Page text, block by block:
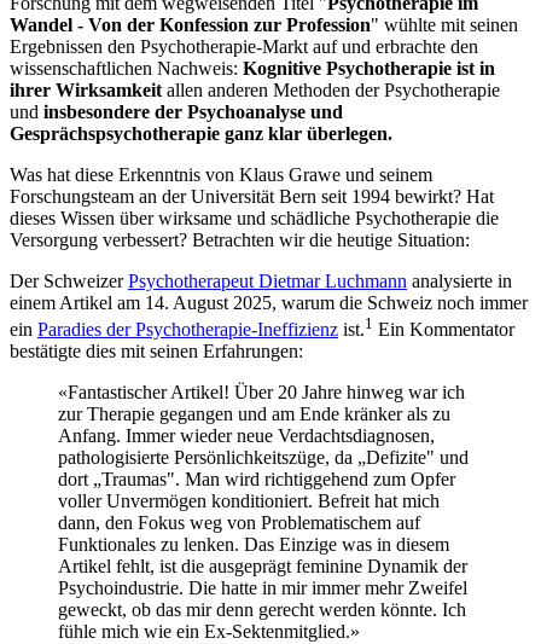
Wandel - Von der Konfession zur Profession" wühlte mit seinen
Ergebnissen den Psychotherapie-Markt auf und erbrachte den
wissenschaftlichen Nachweis: Kognitive Psychotherapie ist in
ihrer Wirksamkeit allen anderen Methoden der Psychotherapie
und insbesondere der Psychoanalyse und
Gesprächspsychotherapie ganz klar überlegen.
Was hat diese Erkenntnis von Klaus Grawe und seinem
Forschungsteam an der Universität Bern seit 1994 bewirkt? Hat
dieses Wissen über wirksame und schädliche Psychotherapie die
Versorgung verbessert? Betrachten wir die heutige Situation:
Der SchweizerPsychotherapeut Dietmar Luchmann analysierte in
einem Artikel am 14. August 2025, warum die Schweiz noch immer
ein Paradies der Psychotherapie-Ineffizienz ist.1 Ein Kommentator
bestätigte dies mit seinen Erfahrungen:
«Fantastischer Artikel! Über 20 Jahre hinweg war ich
zur Therapie gegangen und am Ende kränker als zu
Anfang. Immer wieder neue Verdachtsdiagnosen,
pathologisierte Persönlichkeitszüge, da „Defizite" und
dort „Traumas". Man wird richtiggehend zum Opfer
voller Unvermögen konditioniert. Befreit hat mich
dann, den Fokus weg von Problematischem auf
Funktionales zu lenken. Das Einzige was in diesem
Artikel fehlt, ist die ausgeprägt feminine Dynamik der
Psychoindustrie. Die hatte in mir immer mehr Zweifel
geweckt, ob das mir denn gerecht werden könnte. Ich
fühle mich wie ein Ex-Sektenmitglied.»